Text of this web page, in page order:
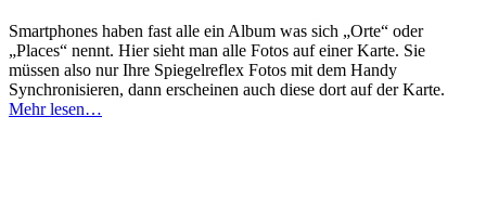
Smartphones haben fast alle ein Album was sich „Orte“ oder
„Places“ nennt. Hier sieht man alle Fotos auf einer Karte. Sie
müssen also nur Ihre Spiegelreflex Fotos mit dem Handy
Synchronisieren, dann erscheinen auch diese dort auf der Karte.
Mehr lesen…